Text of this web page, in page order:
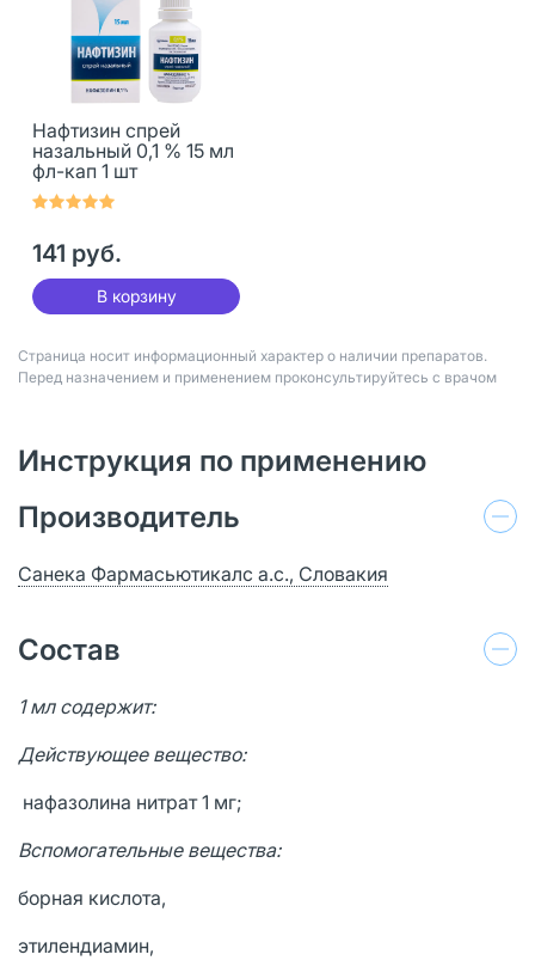
Нафтизин спрей
назальный 0,1 % 15 мл
фл-кап 1 шт
141 руб.
В корзину
Страница носит информационный характер о наличии препаратов.
Перед назначением и применением проконсультируйтесь с врачом
Инструкция по применению
Производитель
Санека Фармасьютикалс а.с., Словакия
Состав
1 мл содержит:
Действующее вещество:
нафазолина нитрат 1 мг;
Вспомогательные вещества:
борная кислота,
этилендиамин,